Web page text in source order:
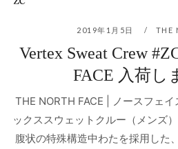
2019年1月5日 THE
Vertex Sweat Crew
FACE 入荷し
THE NORTH FACE | ノースフェ
ックススウェットクルー（メンズ
腹状の特殊構造中わたを採用した